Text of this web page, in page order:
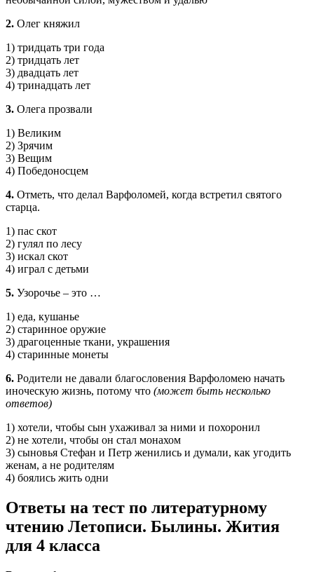
2. Олег княжил
1) тридцать три года
2) тридцать лет
3) двадцать лет
4) тринадцать лет
3. Олега прозвали
1) Великим
2) Зрячим
3) Вещим
4) Победоносцем
4. Отметь, что делал Варфоломей, когда встретил святого
старца.
1) пас скот
2) гулял по лесу
3) искал скот
4) играл с детьми
5. Узорочье – это …
1) еда, кушанье
2) старинное оружие
3) драгоценные ткани, украшения
4) старинные монеты
6. Родители не давали благословения Варфоломею начать
иноческую жизнь, потому что (может быть несколько
ответов)
1) хотели, чтобы сын ухаживал за ними и похоронил
2) не хотели, чтобы он стал монахом
3) сыновья Стефан и Петр женились и думали, как угодить
женам, а не родителям
4) боялись жить одни
Ответы на тест по литературному
чтению Летописи. Былины. Жития
для 4 класса